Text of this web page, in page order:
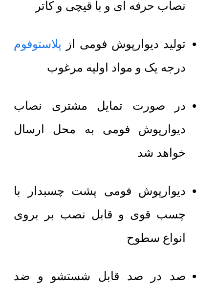
نصاب حرفه ای و با قیچی و کاتر
تولید دیوارپوش فومی از پلاستوفوم
درجه یک و مواد اولیه مرغوب
در صورت تمایل مشتری نصاب
دیوارپوش فومی به محل ارسال
خواهد شد
دیوارپوش فومی پشت چسبدار با
چسب قوی و قابل نصب بر بروی
انواع سطوح
صد در صد قابل شستشو و ضد